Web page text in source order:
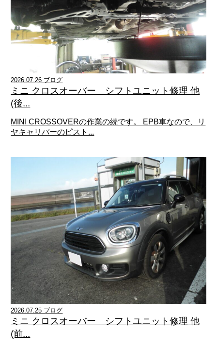
2026.07.26 ブログ
ミニ クロスオーバー シフトユニット修理 他
(後...
MINI CROSSOVERの作業の続です。 EPB車なので、リ
ヤキャリパーのピスト...
2026.07.25 ブログ
ミニ クロスオーバー シフトユニット修理 他
(前...